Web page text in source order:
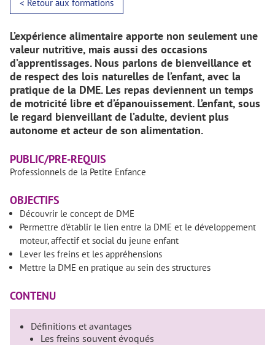
< Retour aux formations
L’expérience alimentaire apporte non seulement une
valeur nutritive, mais aussi des occasions
d’apprentissages. Nous parlons de bienveillance et
de respect des lois naturelles de l’enfant, avec la
pratique de la DME. Les repas deviennent un temps
de motricité libre et d’épanouissement. L’enfant, sous
le regard bienveillant de l’adulte, devient plus
autonome et acteur de son alimentation.
PUBLIC/PRE-REQUIS
Professionnels de la Petite Enfance
OBJECTIFS
Découvrir le concept de DME
Permettre d’établir le lien entre la DME et le développement
moteur, affectif et social du jeune enfant
Lever les freins et les appréhensions
Mettre la DME en pratique au sein des structures
CONTENU
Définitions et avantages
Les freins souvent évoqués